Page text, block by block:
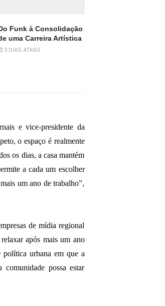
Funk à Consolidação
uma Carreira Artística
3 DIAS ATRÁS
e vice-presidente da
o espaço é realmente
os dias, a casa mantém
a cada um escolher
um ano de trabalho”,
de mídia regional
após mais um ano
política urbana em que a
possa estar